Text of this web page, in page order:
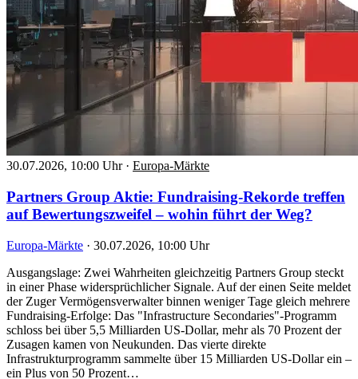
30.07.2026, 10:00 Uhr · Europa-Märkte
Partners Group Aktie: Fundraising-Rekorde treffen
auf Bewertungszweifel – wohin führt der Weg?
Europa-Märkte · 30.07.2026, 10:00 Uhr
Ausgangslage: Zwei Wahrheiten gleichzeitig Partners Group steckt
in einer Phase widersprüchlicher Signale. Auf der einen Seite meldet
der Zuger Vermögensverwalter binnen weniger Tage gleich mehrere
Fundraising-Erfolge: Das "Infrastructure Secondaries"-Programm
schloss bei über 5,5 Milliarden US-Dollar, mehr als 70 Prozent der
Zusagen kamen von Neukunden. Das vierte direkte
Infrastrukturprogramm sammelte über 15 Milliarden US-Dollar ein –
ein Plus von 50 Prozent…